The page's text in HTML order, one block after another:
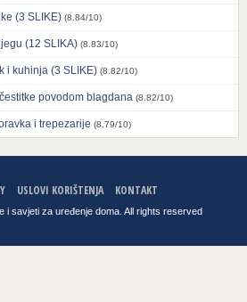
(3 SLIKE) (8.84/10)
(12 SLIKA) (8.83/10)
i kuhinja (3 SLIKE) (8.82/10)
povodom blagdana (8.82/10)
i trepezarije (8.79/10)
USLOVI KORIŠTENJA KONTAKT
i savjeti za uređenje doma. All rights reserved